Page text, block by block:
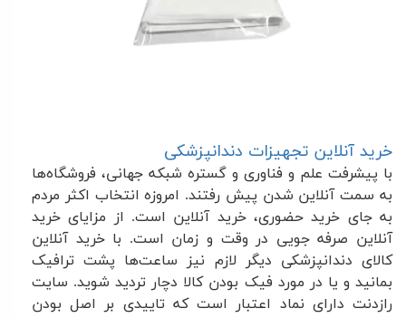
خرید آنلاین تجهیزات دندانپزشکی
با پیشرفت علم و فناوری و گستره شبکه جهانی، فروشگاه‌ها
به سمت آنلاین شدن پیش رفتند. امروزه انتخاب اکثر مردم
به جای خرید حضوری، خرید آنلاین است. از مزایای خرید
آنلاین صرفه جویی در وقت و زمان است. با خرید آنلاین
کالای دندانپزشکی دیگر لازم نیز ساعت‌ها پشت ترافیک
بمانید و یا در مورد فیک بودن کالا دچار تردید شوید. سایت
رازدنت دارای نماد اعتبار است که تاییدی بر اصل بودن